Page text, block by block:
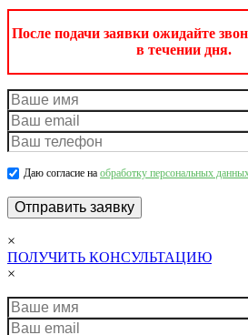
После подачи заявки ожидайте
в течении дня.
Даю согласие на обработку персональных
×
ПОЛУЧИТЬ КОНСУЛЬТАЦИЮ
×